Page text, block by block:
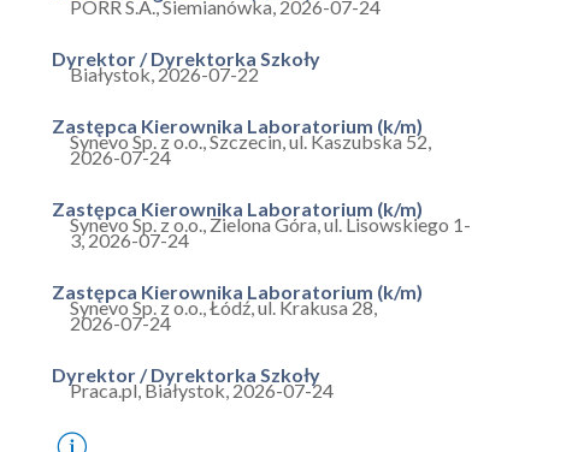
PORR S.A.,Siemianówka,2026-07-24
Dyrektor / Dyrektorka Szkoły
Białystok,2026-07-22
Zastępca Kierownika Laboratorium (k/m)
Synevo Sp. z o.o.,Szczecin, ul. Kaszubska 52,
2026-07-24
Zastępca Kierownika Laboratorium (k/m)
Synevo Sp. z o.o.,Zielona Góra, ul. Lisowskiego 1-
3,2026-07-24
Zastępca Kierownika Laboratorium (k/m)
Synevo Sp. z o.o.,Łódź, ul. Krakusa 28,
2026-07-24
Dyrektor / Dyrektorka Szkoły
Praca.pl,Białystok,2026-07-24